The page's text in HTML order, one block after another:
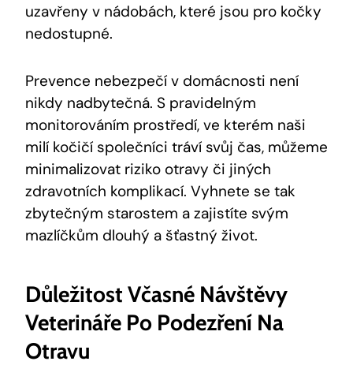
uzavřeny v nádobách, které jsou pro kočky
nedostupné.
Prevence nebezpečí v domácnosti není
nikdy nadbytečná. S pravidelným
monitorováním prostředí, ve kterém naši
milí kočičí společníci tráví svůj čas, můžeme
minimalizovat riziko otravy či jiných
zdravotních komplikací. Vyhnete se tak
zbytečným starostem a zajistíte svým
mazlíčkům dlouhý a šťastný život.
Důležitost Včasné Návštěvy
Veterináře Po Podezření Na
Otravu